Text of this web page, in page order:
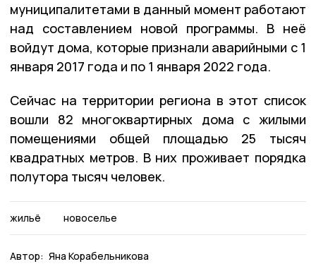
муниципалитетами в данный момент работают
над составлением новой программы. В неё
войдут дома, которые признали аварийными с 1
января 2017 года и по 1 января 2022 года.
Сейчас на территории региона в этот список
вошли 82 многоквартирных дома с жилыми
помещениями общей площадью 25 тысяч
квадратных метров. В них проживает порядка
полутора тысяч человек.
жильё новоселье
Автор: Яна Корабельникова